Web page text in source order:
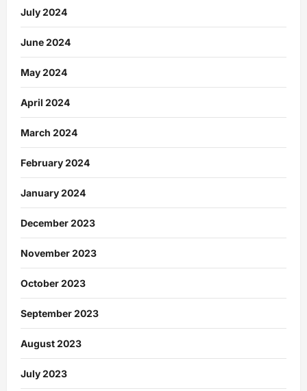
July 2024
June 2024
May 2024
April 2024
March 2024
February 2024
January 2024
December 2023
November 2023
October 2023
September 2023
August 2023
July 2023